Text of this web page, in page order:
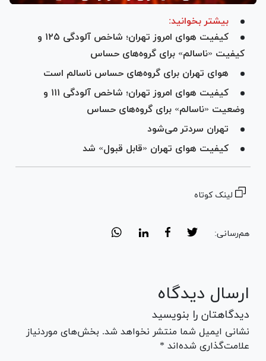
بیشتر بخوانید:
کیفیت هوای امروز تهران؛ شاخص آلودگی ۱۲۵ و
کیفیت «ناسالم» برای گروه‌های حساس
هوای تهران برای گروه‌های حساس ناسالم است
کیفیت هوای امروز تهران؛ شاخص آلودگی ۱۱۱ و
وضعیت «ناسالم» برای گروه‌های حساس
تهران سردتر می‌شود
کیفیت هوای تهران «قابل قبول» شد
لینک کوتاه
هم‌رسانی:
ارسال دیدگاه
دیدگاهتان را بنویسید
نشانی ایمیل شما منتشر نخواهد شد. بخش‌های موردنیاز
علامت‌گذاری شده‌اند *